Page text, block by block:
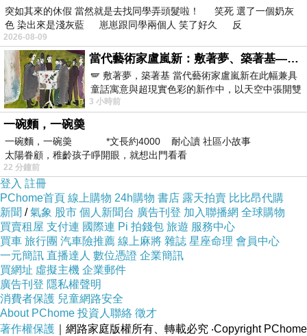
僅有思味市集，將近上百攤的品牌攤商駐點，
還可享受海安路周邊店家的在地美食，讓民眾
具有多樣選擇，一次滿足品嚐到各式各樣的台
南小吃，沉浸在美好的耶誕氛圍，希望民眾都
能夠玩得盡興、不亦樂乎，在台南留下難忘的
耶誕時光，並提醒因應寒流來襲，在逛市集、
看表演的同時，也要記得注意保暖，留意自身
身體狀況，另外，誠摯邀請各位好朋友今晚一
起來參加由南市府所舉辦的「2023台南耶誕跨
年系列活動」，晚上七點相約在市府永華市政
中心西側廣場，更熱烈歡迎各位民眾繼續留在
台南，迎接2023新的一年，南市府同樣準備許
多超強陣容卡司，精彩表演絡繹不絕。
突如其來的休假 當然就是去找同學弄頭髮啦！ 笑死 選了一個奶灰
色 染出來是淺灰藍 崽崽跟同學兩個人 笑了好久 反
2026-08-09
當代藝術家盧嵐新：敷著夢、築著基——讓筆觸成為存在過的證據，將相遇的溫度熔鑄成新的模樣
🪽 敷著夢，築著基 當代藝術家盧嵐新在此幅兼具
童話寓意與超現實色彩的新作中，以天空中張開雙
翼的神聖形象與地面上聚集的人群對話，
3 小時前
一碗麵，一碗羮
一碗麵，一碗羮 *文長約4000 耐心讀 社區小故事
太陽眷顧，稚齡孩子睜開眼，就想出門看看
22 分鐘前
登入 註冊
PChome首頁 線上購物 24h購物 書店 露天拍賣 比比昂代購
新聞 /氣象 股市 個人新聞台 廣告刊登 加入聯播網 全球購物
買賣租屋 支付連 國際連 Pi 拍錢包 旅遊 服務中心
買車 旅行團 汽車險推薦 線上麻將 雜誌 星座命理 會員中心
一元簡訊 直播達人 數位憑證 企業簡訊
買網址 虛擬主機 企業郵件
廣告刊登 隱私權聲明
消費者保護 兒童網路安全
About PChome 投資人聯絡 徵才
著作權保護 ｜網路家庭版權所有、轉載必究 ‧Copyright PChome